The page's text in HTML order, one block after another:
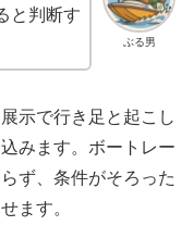
ぶる男
と判断す
示で行き足と起こし
みます。ボートレー
ず、条件がそろった
ます。